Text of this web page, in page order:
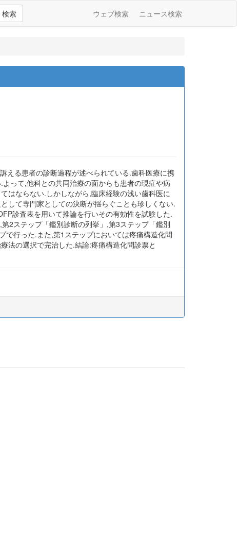
検索 ウェブ検索 ニュース検索
える患者の診断過程が述べられている.歯科医療に携
って,他科との共同治療の面からも患者の現症や病
はならない.しかしながら,臨床経験の浅い歯科医に
して専門家としての決断が揺らぐことも珍しくない.
診査表を用いて推論を行いその有効性を試験した.
2ステップ「鑑別診断の列挙」,第3ステップ「鑑別
で行った.また,第1ステップにおいては疼痛構造化問
法の選択で完治した.結論:疼痛構造化問診票と